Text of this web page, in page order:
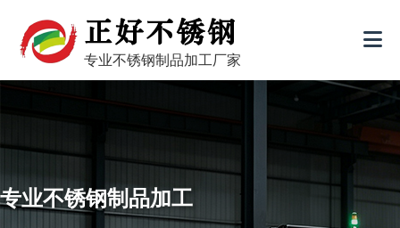
专业不锈钢制品加工厂家
专业不锈钢制品加工